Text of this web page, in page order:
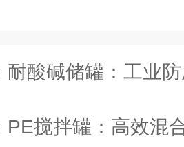
耐酸碱储罐：工业
PE搅拌罐：高效混